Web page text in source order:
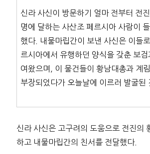
신라 사신이 방문하기 얼마 전부터 전
명에 달하는 사산조 페르시아 사람이
했다. 내물마립간이 보낸 사신은 이들
르시아에서 유행하던 양식을 갖춘 보
여왔으며, 이 물건들이 황남대총과 계
부장되었다가 오늘날에 이르러 발굴된
신라 사신은 고구려의 도움으로 전진의
하고 내물마립간의 친서를 전달했다.